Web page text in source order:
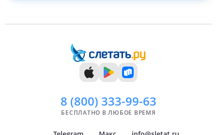
8 (800) 333-99-63
БЕСПЛАТНО В ЛЮБОЕ ВРЕМЯ